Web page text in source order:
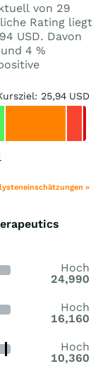
von 29
Rating liegt
USD. Davon
4 %
25,94 USD
»
Hoch
24,990
Hoch
16,160
Hoch
10,360